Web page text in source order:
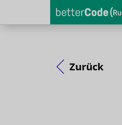
Zurück